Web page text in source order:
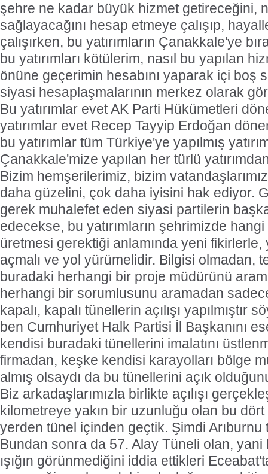
şehre ne kadar büyük hizmet getireceğini,
sağlayacağını hesap etmeye çalışıp,
çalışırken, bu yatırımların Çanakkale'ye
bu yatırımları kötülerim, nasıl bu yapılan
önüne geçerimin hesabını yaparak içi boş
siyasi hesaplaşmalarının merkez olarak
Bu yatırımlar evet AK Parti Hükümetleri
yatırımlar evet Recep Tayyip Erdoğan
bu yatırımlar tüm Türkiye'ye yapılmış
Çanakkale'mize yapılan her türlü
Bizim hemşerilerimiz, bizim
daha güzelini, çok daha iyisini hak ediyor.
gerek muhalefet eden siyasi partilerin
edecekse, bu yatırımların şehrimizde
üretmesi gerektiği anlamında yeni
açmalı ve yol yürümelidir. Bilgisi olmadan,
buradaki herhangi bir proje müdürünü
herhangi bir sorumlusunu aramadan
kapalı, kapalı tünellerin açılışı yapılmıştır
ben Cumhuriyet Halk Partisi İl Başkanını
kendisi buradaki tünellerini imalatını
firmadan, keşke kendisi karayolları bölge
almış olsaydı da bu tünellerini açık
Biz arkadaşlarımızla birlikte açılışı
kilometreye yakın bir uzunluğu olan bu dört
yerden tünel içinden geçtik. Şimdi
Bundan sonra da 57. Alay Tüneli olan, yani
ışığın görünmediğini iddia ettikleri